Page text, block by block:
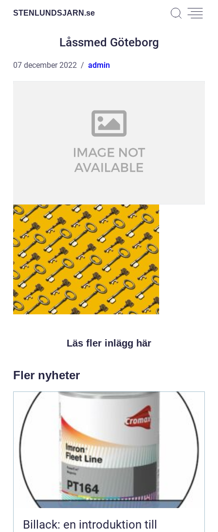
STENLUNDSJARN.se
Låssmed Göteborg
07 december 2022 admin
Läs fler inlägg här
Fler nyheter
Billack: en introduktion till